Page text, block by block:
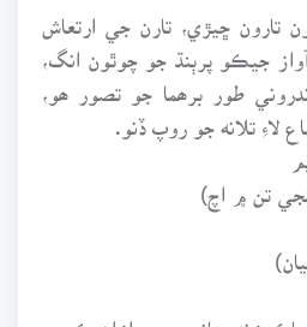
تارون ڇيڙي، تارن جي ارتعاش
جيڪو پرٻنڌ جو چوٿون انگ،
طور برھما جو تصور ھو،
لاءِ تلانه جو روپ ڏنو.
تن ۾ اچ)
پياڪ زندہ ھانم- پس ازان ڪ من